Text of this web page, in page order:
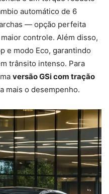
automático de 6
— opção perfeita
controle. Além disso,
e modo Eco, garantindo
trânsito intenso. Para
versão GSi com tração
mais o desempenho.